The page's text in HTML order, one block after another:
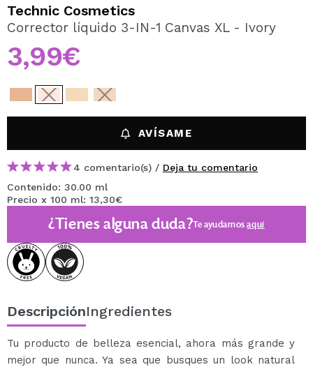
Al crear una cuenta en Maquillalia.com podrás realizar
tus compras rápidamente, revisar el estado de tus
pedidos y consultar tus operaciones anteriores.
Technic Cosmetics
Corrector líquido 3-IN-1 Canvas XL - Ivory
3,99€
AVÍSAME
4 comentario(s) / Deja tu comentario
Contenido: 30.00 ml
Precio x 100 ml: 13,30€
¿Tienes alguna duda?Te ayudamosaquí
DescripciónIngredientes
Tu producto de belleza esencial, ahora más grande y
mejor que nunca. Ya sea que busques un look natural